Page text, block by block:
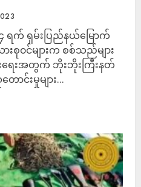
ရက် ရှမ်းပြည်နယ်မြောက်
စု၀င်များက စစ်သည်များ‌
ေးအတွက် ဘိုးဘိုးကြီးနတ်
ာင်းမှုများ...